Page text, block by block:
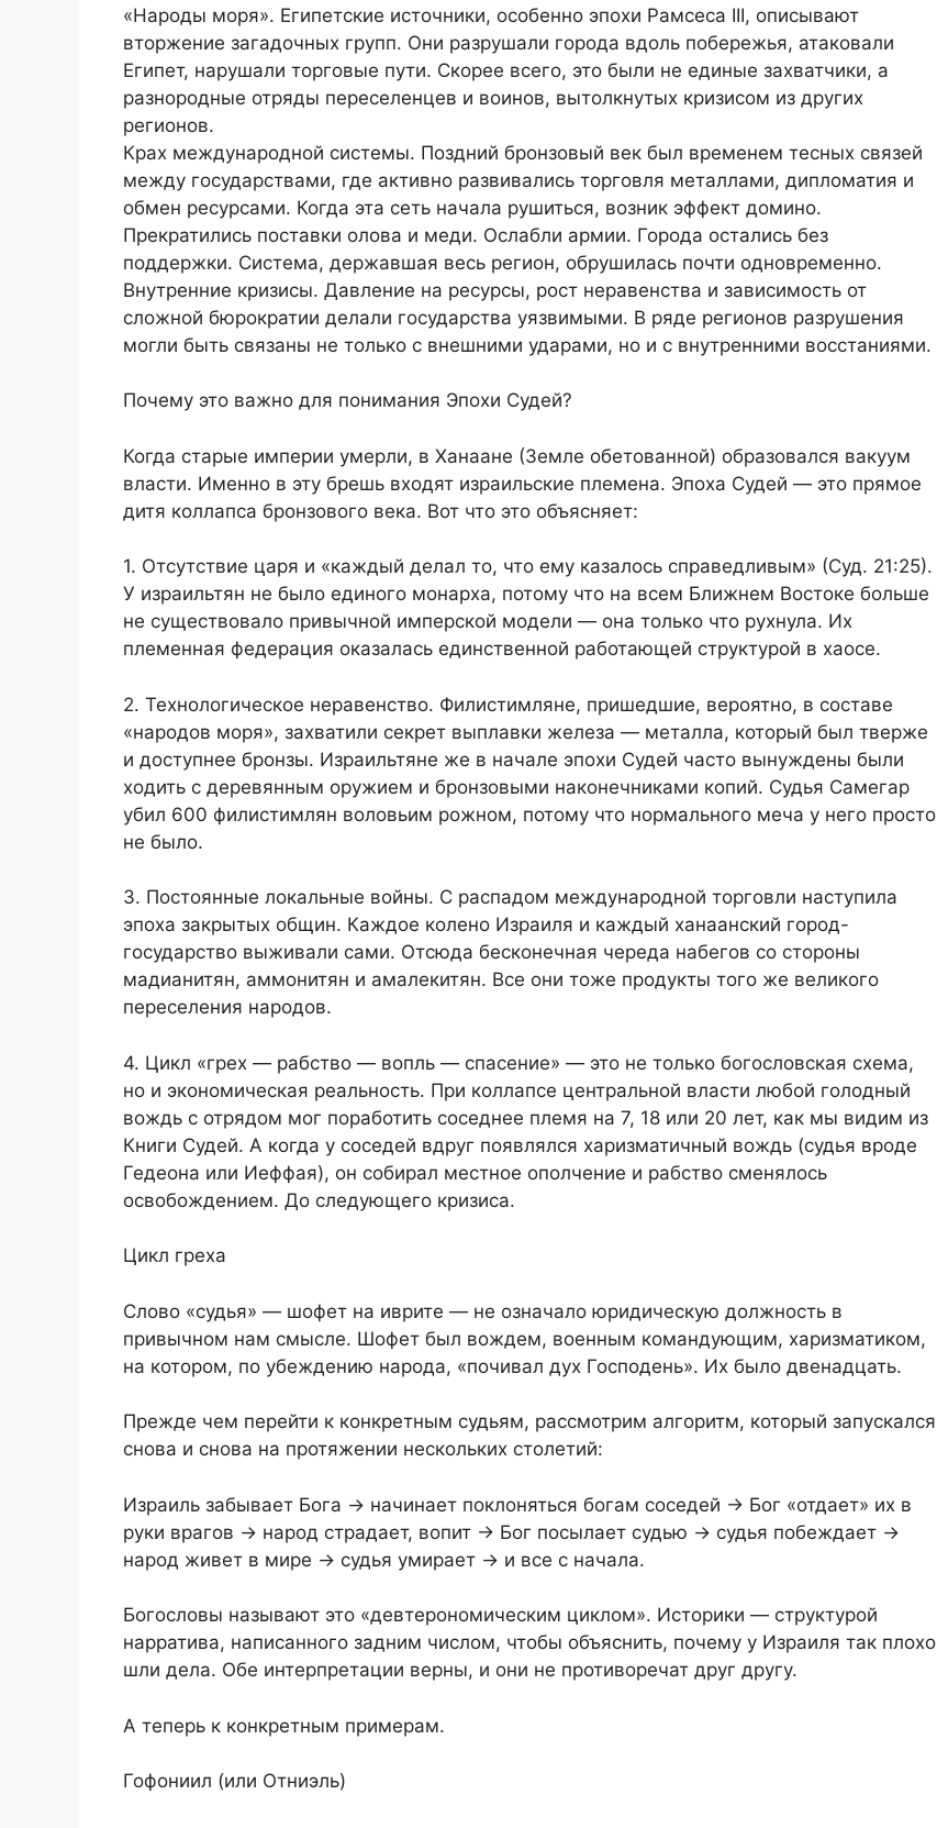
«Народы моря». Египетские источники, особенно эпохи Рамсеса III, описывают
вторжение загадочных групп. Они разрушали города вдоль побережья, атаковали
Египет, нарушали торговые пути. Скорее всего, это были не единые захватчики, а
разнородные отряды переселенцев и воинов, вытолкнутых кризисом из других
регионов.
Крах международной системы. Поздний бронзовый век был временем тесных связей
между государствами, где активно развивались торговля металлами, дипломатия и
обмен ресурсами. Когда эта сеть начала рушиться, возник эффект домино.
Прекратились поставки олова и меди. Ослабли армии. Города остались без
поддержки. Система, державшая весь регион, обрушилась почти одновременно.
Внутренние кризисы. Давление на ресурсы, рост неравенства и зависимость от
сложной бюрократии делали государства уязвимыми. В ряде регионов разрушения
могли быть связаны не только с внешними ударами, но и с внутренними восстаниями.
Почему это важно для понимания Эпохи Судей?
Когда старые империи умерли, в Ханаане (Земле обетованной) образовался вакуум
власти. Именно в эту брешь входят израильские племена. Эпоха Судей — это прямое
дитя коллапса бронзового века. Вот что это объясняет:
1. Отсутствие царя и «каждый делал то, что ему казалось справедливым» (Суд. 21:25).
У израильтян не было единого монарха, потому что на всем Ближнем Востоке больше
не существовало привычной имперской модели — она только что рухнула. Их
племенная федерация оказалась единственной работающей структурой в хаосе.
2. Технологическое неравенство. Филистимляне, пришедшие, вероятно, в составе
«народов моря», захватили секрет выплавки железа — металла, который был тверже
и доступнее бронзы. Израильтяне же в начале эпохи Судей часто вынуждены были
ходить с деревянным оружием и бронзовыми наконечниками копий. Судья Самегар
убил 600 филистимлян воловьим рожном, потому что нормального меча у него просто
не было.
3. Постоянные локальные войны. С распадом международной торговли наступила
эпоха закрытых общин. Каждое колено Израиля и каждый ханаанский город-
государство выживали сами. Отсюда бесконечная череда набегов со стороны
мадианитян, аммонитян и амалекитян. Все они тоже продукты того же великого
переселения народов.
4. Цикл «грех — рабство — вопль — спасение» — это не только богословская схема,
но и экономическая реальность. При коллапсе центральной власти любой голодный
вождь с отрядом мог поработить соседнее племя на 7, 18 или 20 лет, как мы видим из
Книги Судей. А когда у соседей вдруг появлялся харизматичный вождь (судья вроде
Гедеона или Иеффая), он собирал местное ополчение и рабство сменялось
освобождением. До следующего кризиса.
Цикл греха
Слово «судья» — шофет на иврите — не означало юридическую должность в
привычном нам смысле. Шофет был вождем, военным командующим, харизматиком,
на котором, по убеждению народа, «почивал дух Господень». Их было двенадцать.
Прежде чем перейти к конкретным судьям, рассмотрим алгоритм, который запускался
снова и снова на протяжении нескольких столетий:
Израиль забывает Бога → начинает поклоняться богам соседей → Бог «отдает» их в
руки врагов → народ страдает, вопит → Бог посылает судью → судья побеждает →
народ живет в мире → судья умирает → и все с начала.
Богословы называют это «девтерономическим циклом». Историки — структурой
нарратива, написанного задним числом, чтобы объяснить, почему у Израиля так плохо
шли дела. Обе интерпретации верны, и они не противоречат друг другу.
А теперь к конкретным примерам.
Гофониил (или Отниэль)